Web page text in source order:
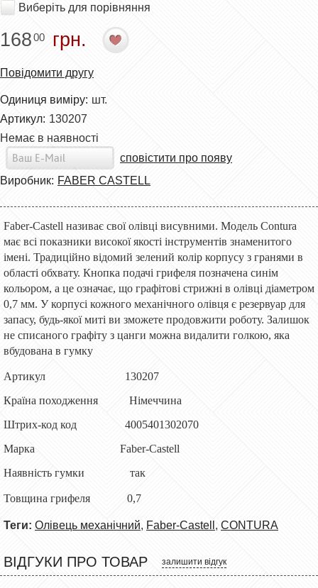
Виберіть для порівняння
16800 грн.
Повідомити другу
Одиниця виміру: шт.
Артикул: 130207
Немає в наявності
сповістити про появу
Виробник: FABER CASTELL
Faber-Castell називає свої олівці висувними. Модель Contura
має всі показники високої якості інструментів знаменитого
імені. Традиційно відомий зелений колір корпусу з гранями в
області обхвату. Кнопка подачі грифеля позначена синім
кольором, а це означає, що графітові стрижні в олівці діаметром
0,7 мм. У корпусі кожного механічного олівця є резервуар для
запасу, будь-якої миті ви зможете продовжити роботу. Залишок
не списаного графіту з цанги можна видалити голкою, яка
вбудована в гумку
Артикул 130207
Країна походження Німеччина
Штрих-код код 4005401302070
Марка Faber-Castell
Наявність гумки так
Товщина грифеля 0,7
Теги: Олівець механічний, Faber-Castell , CONTURA
ВІДГУКИ ПРО ТОВАР залишити відгук